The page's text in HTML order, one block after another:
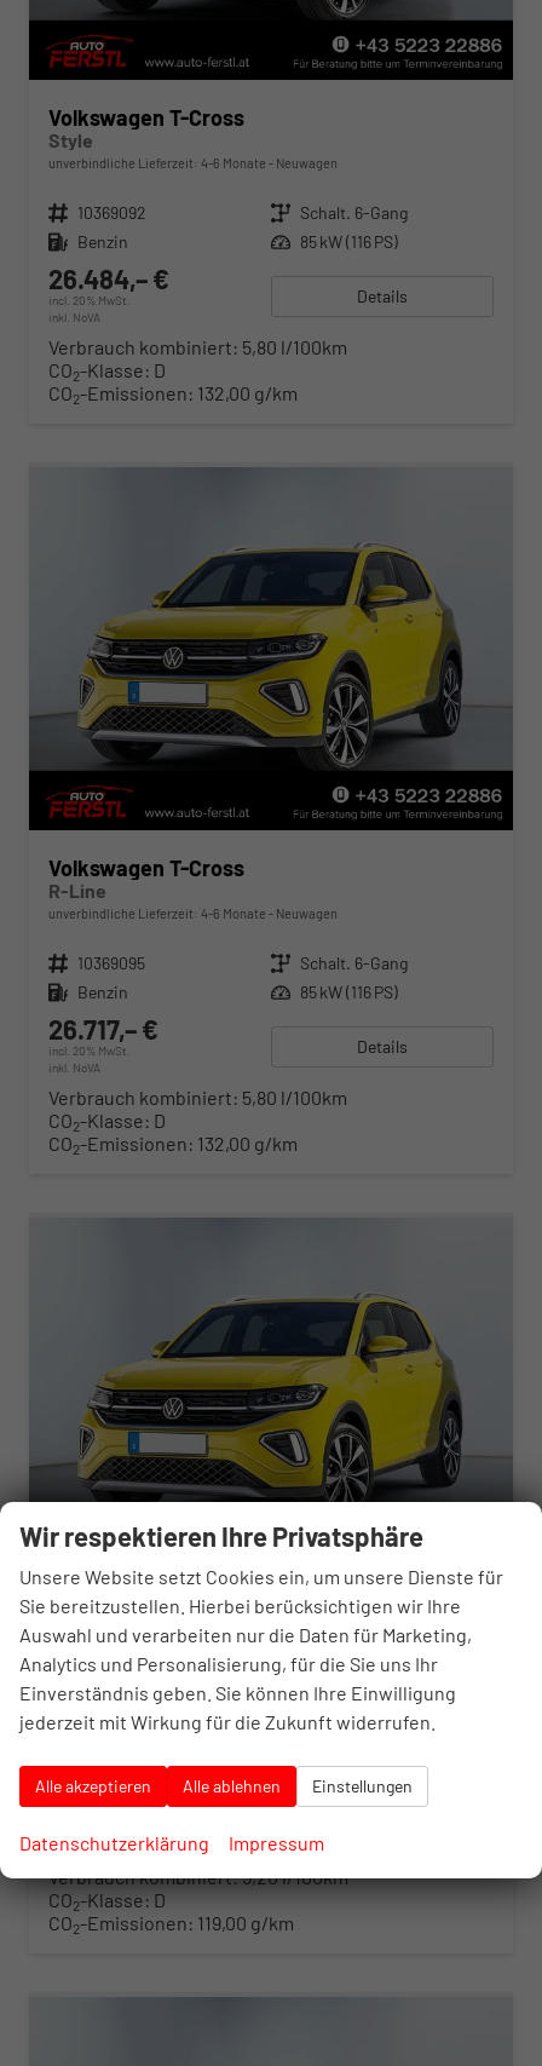
Volkswagen T-Cross
Style
unverbindliche Lieferzeit: 4-6 Monate Neuwagen
Fahrzeugnr. 10369092 Getriebe Schalt. 6-Gang
Kraftstoff Benzin Leistung 85 kW (116 PS)
26.484,– €
incl. 20% MwSt.
inkl. NoVA
Details
Verbrauch kombiniert: 5,80 l/100km
CO2-Klasse: D
CO2-Emissionen: 132,00 g/km
Volkswagen T-Cross
R-Line
unverbindliche Lieferzeit: 4-6 Monate Neuwagen
Fahrzeugnr. 10369095 Getriebe Schalt. 6-Gang
Kraftstoff Benzin Leistung 85 kW (116 PS)
26.717,– €
incl. 20% MwSt.
inkl. NoVA
Details
Verbrauch kombiniert: 5,80 l/100km
CO2-Klasse: D
CO2-Emissionen: 132,00 g/km
Volkswagen T-Cross
Limited
unverbindliche Lieferzeit:7 Tage Neuwagen
10402015 Getriebe
Schalt. 5-Gang
Leistung 70 kW (95 PS)
26.825,– €
inkl. NoVA
Verbrauch kombiniert:5,20 l/100km
CO2-Klasse: D
CO2-Emissionen: 119,00 g/km
Wir respektieren Ihre Privatsphäre
Unsere Website setzt Cookies ein, um unsere Dienste für
Sie bereitzustellen. Hierbei berücksichtigen wir Ihre
Auswahl und verarbeiten nur die Daten für Marketing,
Analytics und Personalisierung, für die Sie uns Ihr
Einverständnis geben. Sie können Ihre Einwilligung
jederzeit mit Wirkung für die Zukunft widerrufen.
Alle akzeptieren Alle ablehnen Einstellungen
Datenschutzerklärung Impressum